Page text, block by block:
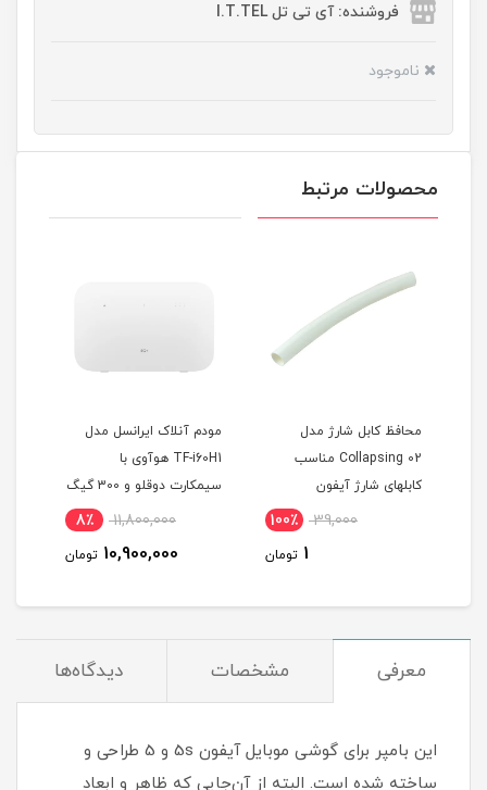
فروشنده: آی تی تل I.T.TEL
ناموجود
محصولات مرتبط
محافظ کابل شارژ مدل
Collapsing 02 مناسب
کابلهای شارژ آیفون
39,000 100٪
1 تومان
مودم آنلاک ایرانسل مدل
TF-i60H1 هوآوی با
سیمکارت دوقلو و 300 گیگ
اینترنت یکساله
11,800,000 8٪
10,900,000 تومان
معرفی مشخصات دیدگاه‌ها
این بامپر برای گوشی موبایل آیفون 5s و 5 طراحی و
ساخته شده است. البته از آن‌جایی که ظاهر و ابعاد